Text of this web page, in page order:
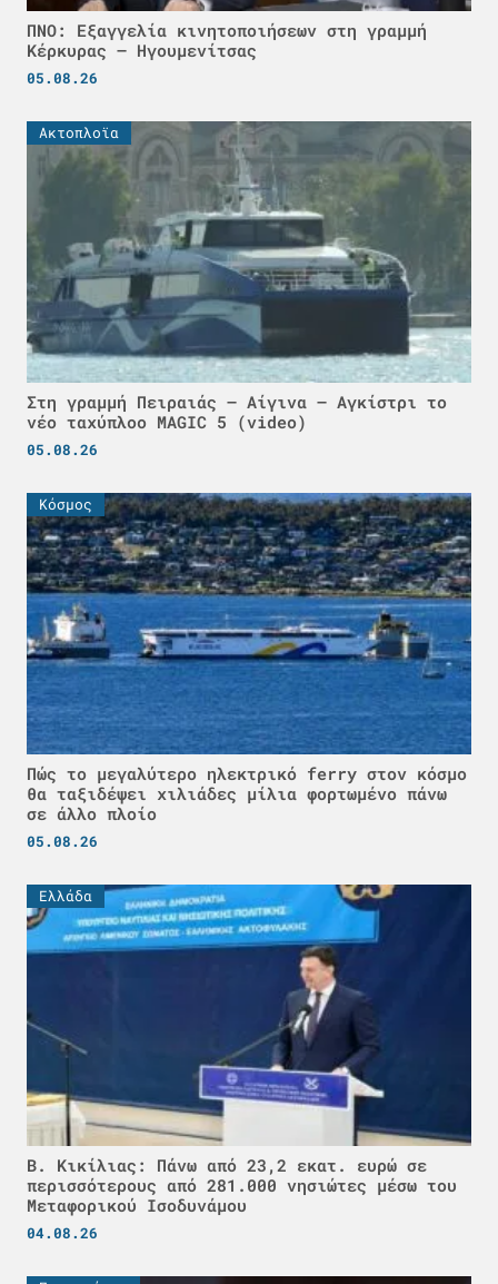
ΠΝΟ: Εξαγγελία κινητοποιήσεων στη γραμμή
Κέρκυρας – Ηγουμενίτσας
05.08.26
Ακτοπλοϊα
Στη γραμμή Πειραιάς – Αίγινα – Αγκίστρι το
νέο ταχύπλοο MAGIC 5 (video)
05.08.26
Κόσμος
Πώς το μεγαλύτερο ηλεκτρικό ferry στον κόσμο
θα ταξιδέψει χιλιάδες μίλια φορτωμένο πάνω
σε άλλο πλοίο
05.08.26
Ελλάδα
Β. Κικίλιας: Πάνω από 23,2 εκατ. ευρώ σε
περισσότερους από 281.000 νησιώτες μέσω του
Μεταφορικού Ισοδυνάμου
04.08.26